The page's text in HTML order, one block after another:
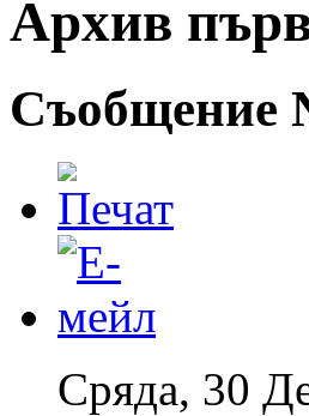
Архив
Съобщение
Сряда, 30